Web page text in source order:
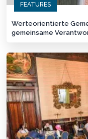
FEATURES
Werteorientierte
gemeinsame